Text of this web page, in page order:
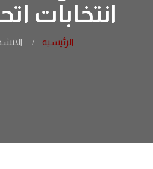
انتخابات
الرئيسية